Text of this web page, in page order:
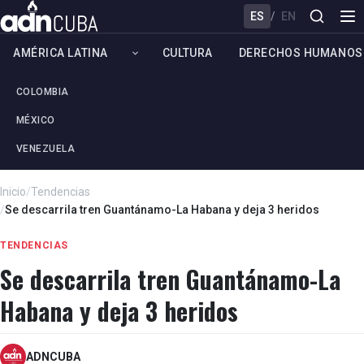
ES / EN
AMÉRICA LATINA
COLOMBIA
MÉXICO
VENEZUELA
CULTURA DERECHOS HUMANOS
Inicio/Tendencias
/Se descarrila tren Guantánamo-La Habana y deja 3 heridos
TENDENCIAS
Se descarrila tren Guantánamo-La
Habana y deja 3 heridos
ADNCUBA